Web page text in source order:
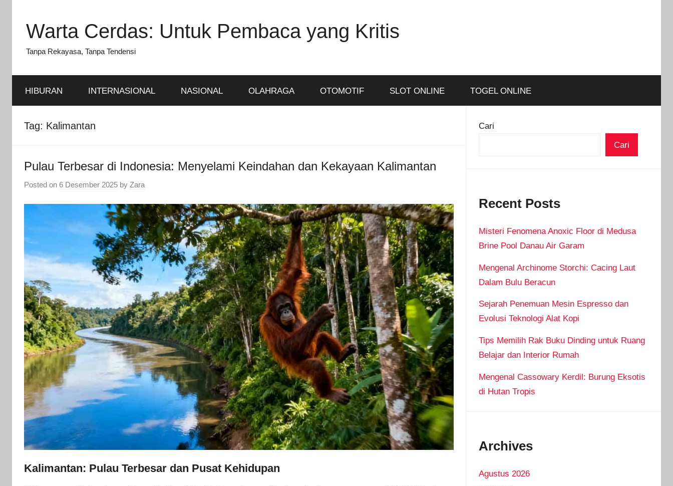
content
Warta Cerdas: Untuk Pembaca yang Kritis
Tanpa Rekayasa, Tanpa Tendensi
HIBURAN INTERNASIONAL NASIONAL OLAHRAGA OTOMOTIF SLOT ONLINE TOGEL ONLINE
Tag: Kalimantan
Pulau Terbesar di Indonesia: Menyelami Keindahan dan Kekayaan Kalimantan
Posted on 6 Desember 2025 by Zara
Kalimantan: Pulau Terbesar dan Pusat Kehidupan
Cari
Cari
Recent Posts
Misteri Fenomena Anoxic Floor di Medusa
Brine Pool Danau Air Garam
Mengenal Archinome Storchi: Cacing Laut
Dalam Bulu Beracun
Sejarah Penemuan Mesin Espresso dan
Evolusi Teknologi Alat Kopi
Tips Memilih Rak Buku Dinding untuk Ruang
Belajar dan Interior Rumah
Mengenal Cassowary Kerdil: Burung Eksotis
di Hutan Tropis
Archives
Agustus 2026